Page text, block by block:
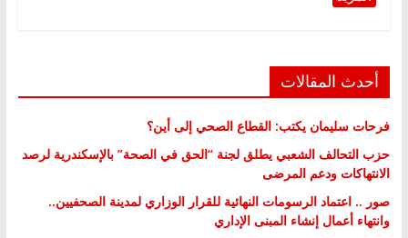
أحدث المقالات
فرحات سليمان يكتب: القطاع الصحي إلى أين؟
حزب التحالف الشعبي يطلق لجنة “الحق في الصحة” بالإسكندرية لرصد
الانتهاكات ودعم المرضى
صور .. اعتماد الرسومات النهائية للقرار الوزاري لمدينة الصحفيين..
وانتهاء أعمال إنشاء المبنى الإداري